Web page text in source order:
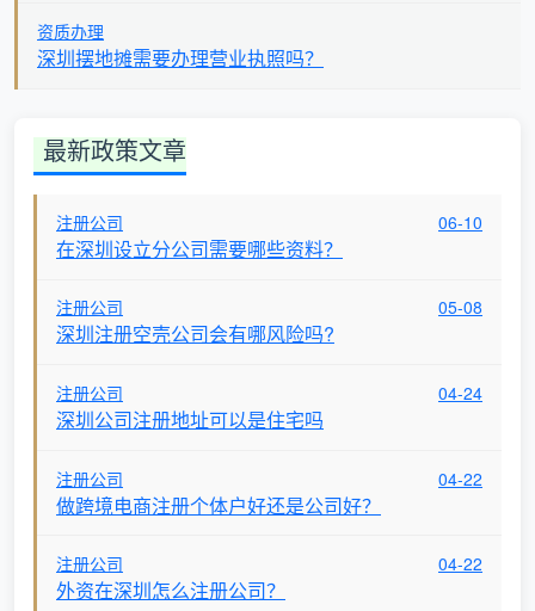
资质办理
深圳摆地摊需要办理营业执照吗？
最新政策文章
注册公司 06-10
在深圳设立分公司需要哪些资料？
注册公司 05-08
深圳注册空壳公司会有哪风险吗?
注册公司 04-24
深圳公司注册地址可以是住宅吗
注册公司 04-22
做跨境电商注册个体户好还是公司好？
注册公司 04-22
外资在深圳怎么注册公司？